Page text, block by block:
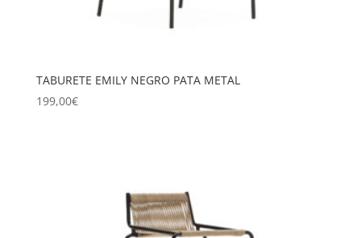
TABURETE EMILY NEGRO PATA METAL
199,00€